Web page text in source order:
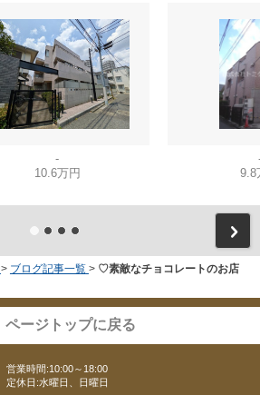
-
10.6万円
9.8
> ブログ記事一覧 > ♡素敵なチョコレートのお店
ページトップに戻る
営業時間:10:00～18:00
定休日:水曜日、日曜日